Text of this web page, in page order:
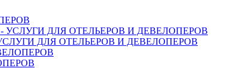
УСЛУГИ ДЛЯ ОТЕЛЬЕРОВ И ДЕВЕЛОПЕРОВ
ДЛЯ ОТЕЛЬЕРОВ И ДЕВЕЛОПЕРОВ